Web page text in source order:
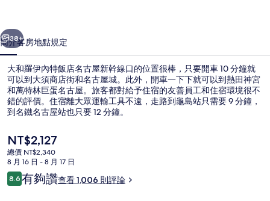
店
名
古
屋
新
幹
線
口
的
個 下一個
38+
簡介客房地點規定
大和羅伊內特飯店名古屋新幹線口的位置很棒，只要開車 10 分鐘就
可以到大須商店街和名古屋城。此外，開車一下下就可以到熱田神宮
和萬特林巨蛋名古屋。旅客都對給予住宿的友善員工和住宿環境很不
錯的評價。住宿離大眾運輸工具不遠，走路到龜島站只需要 9 分鐘，
到名鐵名古屋站也只要 12 分鐘。
目
前
的
價
格
NT$2,127
總價 NT$2,340
8 月 16 日 - 8 月 17 日
評
論
8.68.6 分，滿分 10 分，
有夠讚查看 1,006 則評論